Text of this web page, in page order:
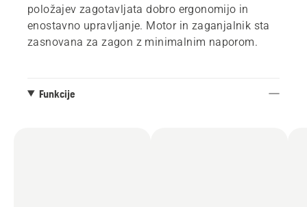
položajev zagotavljata dobro ergonomijo in
enostavno upravljanje. Motor in zaganjalnik sta
zasnovana za zagon z minimalnim naporom.
Funkcije